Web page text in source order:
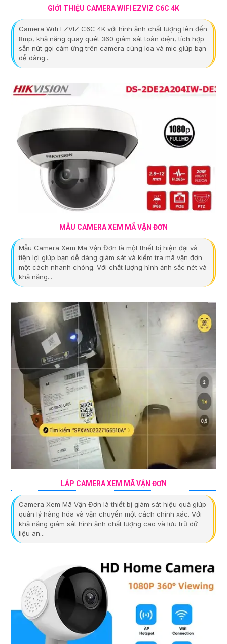
GIỚI THIỆU CAMERA WIFI EZVIZ C6C 4K
Camera Wifi EZVIZ C6C 4K với hình ảnh chất lượng lên đến
8mp, khả năng quay quét 360 giám sát toàn diện, tích hợp
sẵn nút gọi cảm ứng trên camera cùng loa và mic giúp bạn
dễ dàng...
MẪU CAMERA XEM MÃ VẬN ĐƠN
Mẫu Camera Xem Mã Vận Đơn là một thiết bị hiện đại và
tiện lợi giúp bạn dễ dàng giám sát và kiểm tra mã vận đơn
một cách nhanh chóng. Với chất lượng hình ảnh sắc nét và
khả năng...
LẮP CAMERA XEM MÃ VẬN ĐƠN
Camera Xem Mã Vận Đơn là thiết bị giám sát hiệu quả giúp
quản lý hàng hóa và vận chuyển một cách chính xác. Với
khả năng giám sát hình ảnh chất lượng cao và lưu trữ dữ
liệu an...